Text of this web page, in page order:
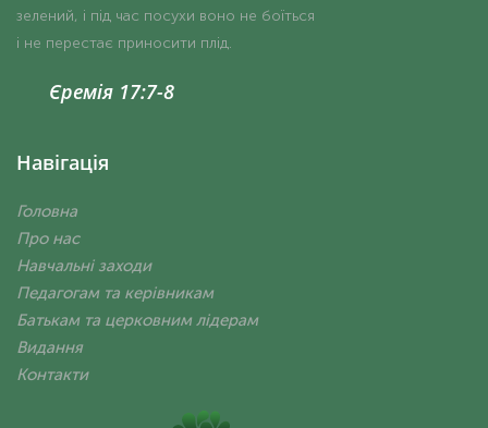
зелений, і під час посухи воно не боїться
і не перестає приносити плід.
Єремія 17:7-8
Навігація
Головна
Про нас
Навчальні заходи
Педагогам та керівникам
Батькам та церковним лідерам
Видання
Контакти